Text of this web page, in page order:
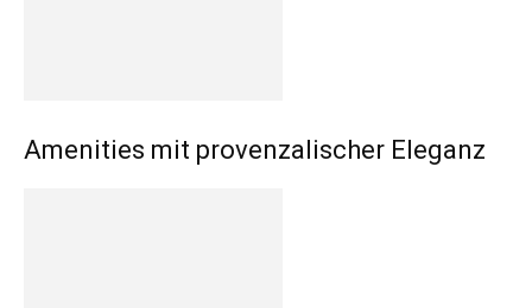
Amenities mit provenzalischer Eleganz